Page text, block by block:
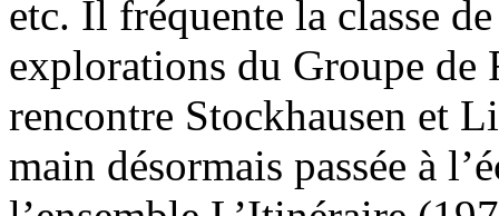
etc. Il fréquente la classe
explorations du Groupe de
rencontre Stockhausen et
main désormais passée à